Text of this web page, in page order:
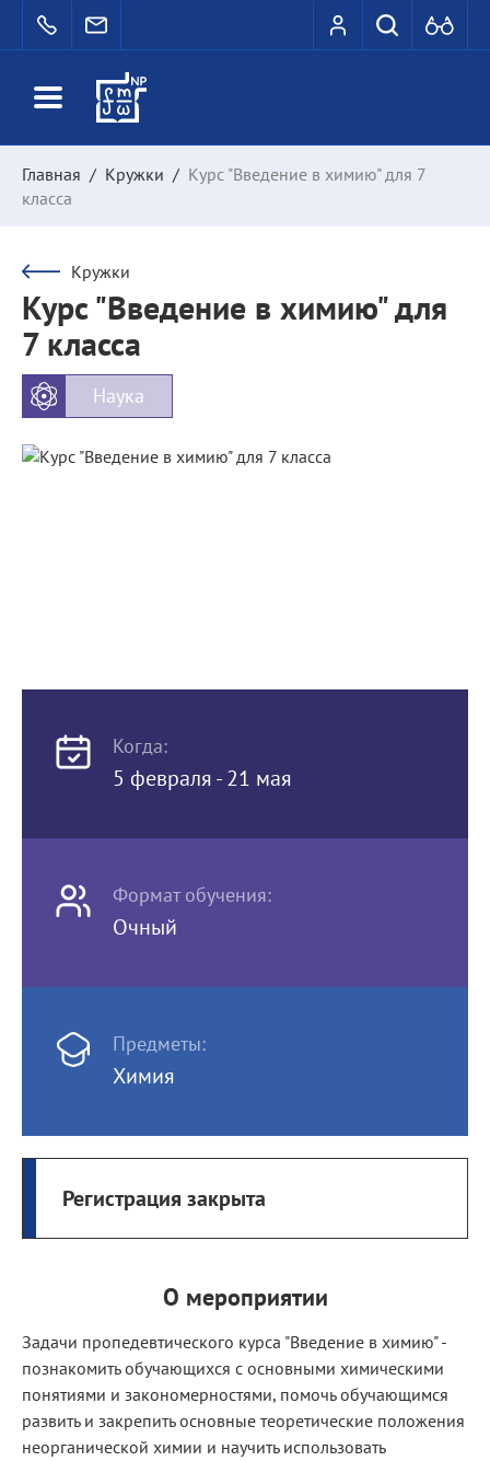
Главная / Кружки / Курс "Введение в химию" для 7
класса
Кружки
Курс "Введение в химию" для
7 класса
Наука
Когда:
5 февраля - 21 мая
Формат обучения:
Очный
Предметы:
Химия
Регистрация закрыта
О мероприятии
Задачи пропедевтического курса "Введение в химию" -
познакомить обучающихся с основными химическими
понятиями и закономерностями, помочь обучающимся
развить и закрепить основные теоретические положения
неорганической химии и научить использовать